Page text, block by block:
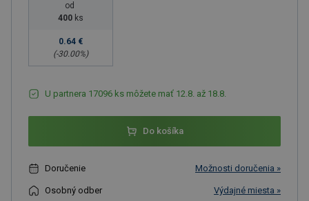
od
400 ks
0.64 €
(-30.00%)
U partnera 17096 ks môžete mať 12.8. až 18.8.
Do košíka
Doručenie Možnosti doručenia »
Osobný odber Výdajné miesta »